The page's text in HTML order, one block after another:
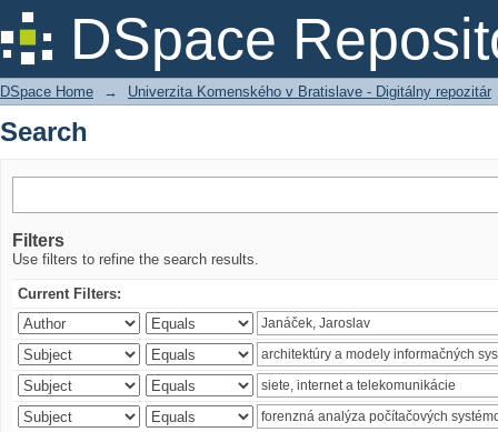
DSpace
Search
DSpace Home → Univerzita Komenského v Bratislave - Digitálny repozitár
Search
Filters
Use filters to refine the search results.
Current Filters: